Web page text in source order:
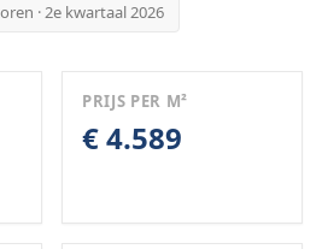
· 2e kwartaal 2026
PRIJS PER M²
€ 4.589